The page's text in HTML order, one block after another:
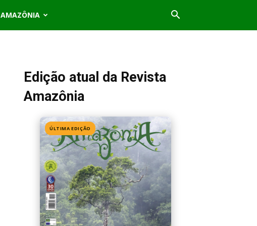
AMAZÔNIA
Edição atual da Revista
Amazônia
ÚLTIMA EDIÇÃO